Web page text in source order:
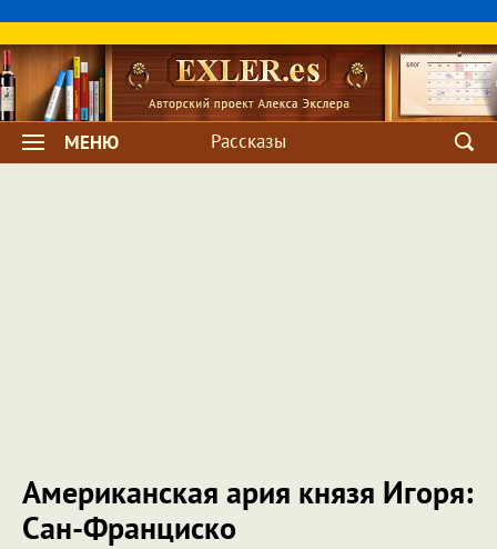
МЕНЮ Рассказы
Американская ария князя Игоря:
Сан-Франциско